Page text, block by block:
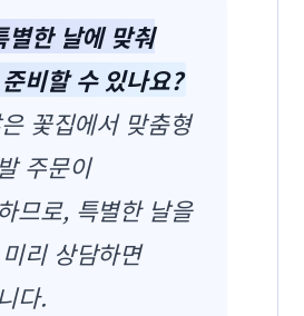
별한 날에 맞춰
비할 수 있나요?
꽃집에서 맞춤형
주문이
므로, 특별한 날을
리 상담하면
다.